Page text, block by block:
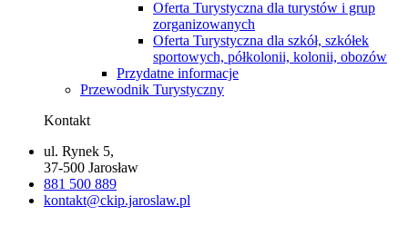
Oferta Turystyczna dla turystów i grup
zorganizowanych
Oferta Turystyczna dla szkół, szkółek
sportowych, półkolonii, kolonii, obozów
Przydatne informacje
Przewodnik Turystyczny
Kontakt
ul. Rynek 5,
37-500 Jarosław
881 500 889
kontakt@ckip.jaroslaw.pl